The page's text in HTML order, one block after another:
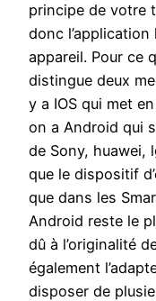
principe de votre
donc
appareil. Pour ce
distingue deux
y a IOS qui met
on a Android qui
de Sony, huawei,
que le dispositif
que dans les
Android reste le
dû à l’originalité
également
disposer de